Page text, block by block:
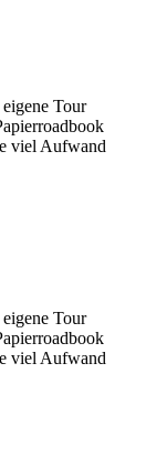
Tour
viel Aufwand
Tour
viel Aufwand